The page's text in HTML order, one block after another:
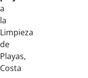
a
la
Limpieza
de
Playas,
Costa